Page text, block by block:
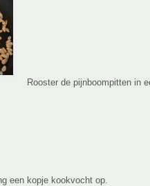
Rooster de pijnboompitten in
een kopje kookvocht op.